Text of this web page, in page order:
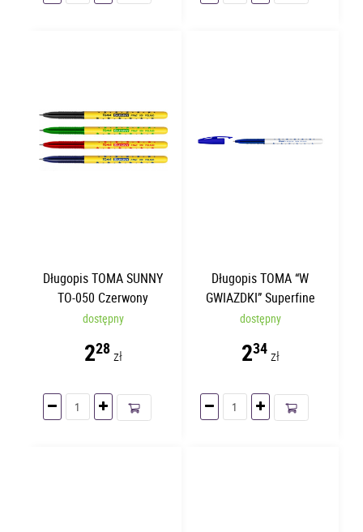
Długopis TOMA SUNNY
TO-050 Czerwony
dostępny
228zł
Długopis TOMA “W
GWIAZDKI” Superfine
Niebieski TO-059
dostępny
234zł